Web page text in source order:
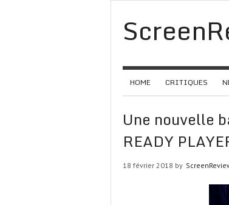
HOME CRITIQUES
Une nouvelle
READY
18 février 2018 by